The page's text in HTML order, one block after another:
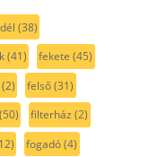
(38)
(41) fekete (45)
felső(31)
filterház (2)
fogadó(4)